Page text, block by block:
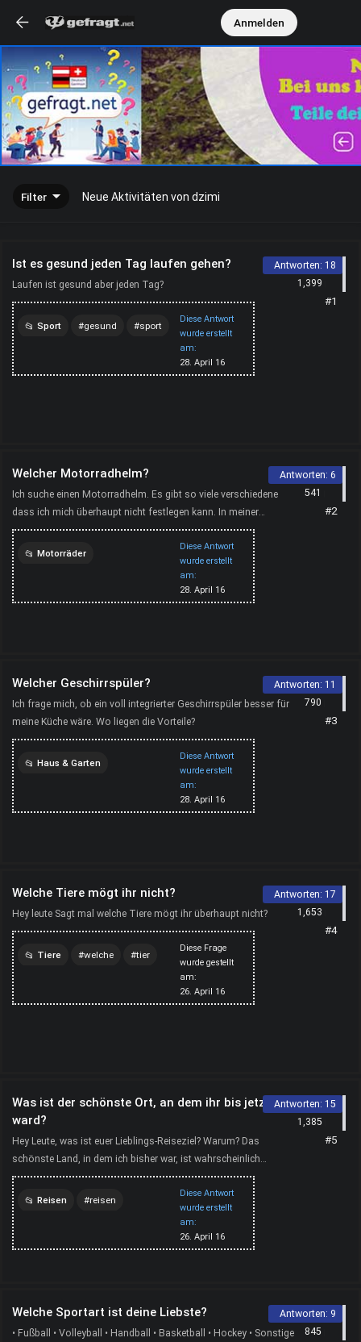
Anmelden
Filter Neue Aktivitäten von dzimi
Ist es gesund jeden Tag laufen gehen?
Laufen ist gesund aber jeden Tag?
Diese Antwort
wurde erstellt
am:
28. April 16
Sport gesund sport
Antworten: 18
1,399
#1
Welcher Motorradhelm?
Ich suche einen Motorradhelm. Es gibt so viele verschiedene
dass ich mich überhaupt nicht festlegen kann. In meiner
Umgebung gibt es auch keinen Laden in dem ich mich ber...
Diese Antwort
wurde erstellt
am:
28. April 16
Motorräder
hobby
Antworten: 6
541
#2
Welcher Geschirrspüler?
Ich frage mich, ob ein voll integrierter Geschirrspüler besser für
meine Küche wäre. Wo liegen die Vorteile?
Diese Antwort
wurde erstellt
am:
28. April 16
Haus & Garten
Antworten: 11
790
#3
Welche Tiere mögt ihr nicht?
Hey leute Sagt mal welche Tiere mögt ihr überhaupt nicht?
Diese Frage
wurde gestellt
am:
26. April 16
Tiere welche tier
Antworten: 17
1,653
#4
Was ist der schönste Ort, an dem ihr bis jetzt
ward?
Hey Leute, was ist euer Lieblings-Reiseziel? Warum? Das
schönste Land, in dem ich bisher war, ist wahrscheinlich
Griechenland. Es war ein perfekter Urlaub: Die Städte, di...
Diese Antwort
wurde erstellt
am:
26. April 16
Reisen reisen
griechenland
Antworten: 15
1,385
#5
Welche Sportart ist deine Liebste?
• Fußball • Volleyball • Handball • Basketball • Hockey • Sonstige
Antworten: 9
845